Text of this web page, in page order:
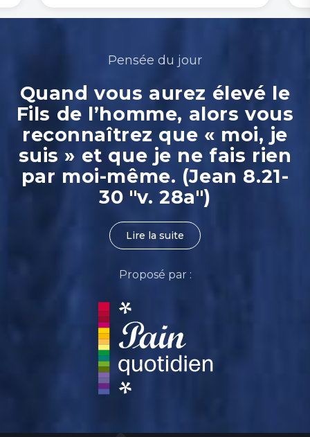
Pensée du jour
Quand vous aurez élevé le
Fils de l’homme, alors vous
reconnaîtrez que « moi, je
suis » et que je ne fais rien
par moi-même. (Jean 8.21-
30 "v. 28a")
Lire la suite
Proposé par :